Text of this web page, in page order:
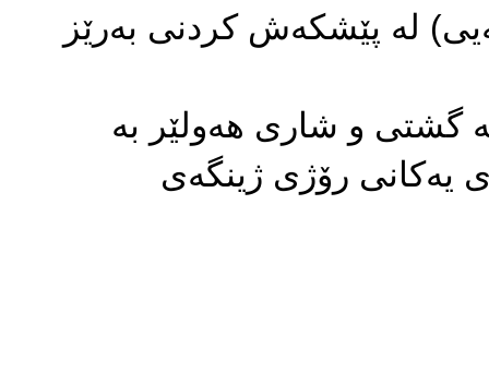
لە پێشکەش کردنى بەرێز
گشتى و شارى هەولێر بە
یەکانى رۆژى ژینگەى